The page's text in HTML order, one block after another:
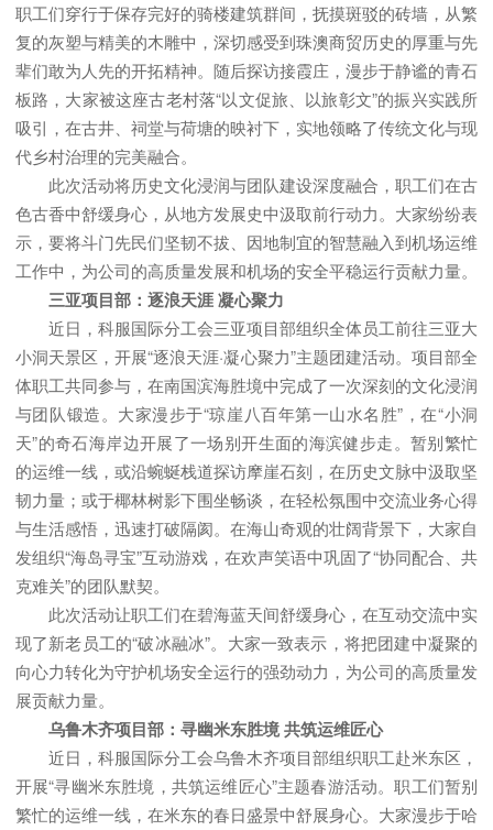
职工们穿行于保存完好的骑楼建筑群间，抚摸斑驳的砖墙，从繁
复的灰塑与精美的木雕中，深切感受到珠澳商贸历史的厚重与先
辈们敢为人先的开拓精神。随后探访接霞庄，漫步于静谧的青石
板路，大家被这座古老村落“以文促旅、以旅彰文”的振兴实践所
吸引，在古井、祠堂与荷塘的映衬下，实地领略了传统文化与现
代乡村治理的完美融合。
此次活动将历史文化浸润与团队建设深度融合，职工们在古
色古香中舒缓身心，从地方发展史中汲取前行动力。大家纷纷表
示，要将斗门先民们坚韧不拔、因地制宜的智慧融入到机场运维
工作中，为公司的高质量发展和机场的安全平稳运行贡献力量。
三亚项目部：逐浪天涯 凝心聚力
近日，科服国际分工会三亚项目部组织全体员工前往三亚大
小洞天景区，开展“逐浪天涯·凝心聚力”主题团建活动。项目部全
体职工共同参与，在南国滨海胜境中完成了一次深刻的文化浸润
与团队锻造。大家漫步于“琼崖八百年第一山水名胜”，在“小洞
天”的奇石海岸边开展了一场别开生面的海滨健步走。暂别繁忙
的运维一线，或沿蜿蜒栈道探访摩崖石刻，在历史文脉中汲取坚
韧力量；或于椰林树影下围坐畅谈，在轻松氛围中交流业务心得
与生活感悟，迅速打破隔阂。在海山奇观的壮阔背景下，大家自
发组织“海岛寻宝”互动游戏，在欢声笑语中巩固了“协同配合、共
克难关”的团队默契。
此次活动让职工们在碧海蓝天间舒缓身心，在互动交流中实
现了新老员工的“破冰融冰”。大家一致表示，将把团建中凝聚的
向心力转化为守护机场安全运行的强劲动力，为公司的高质量发
展贡献力量。
乌鲁木齐项目部：寻幽米东胜境 共筑运维匠心
近日，科服国际分工会乌鲁木齐项目部组织职工赴米东区，
开展“寻幽米东胜境，共筑运维匠心”主题春游活动。职工们暂别
繁忙的运维一线，在米东的春日盛景中舒展身心。大家漫步于哈